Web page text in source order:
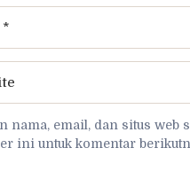
nama, email, dan situs web
ini untuk komentar